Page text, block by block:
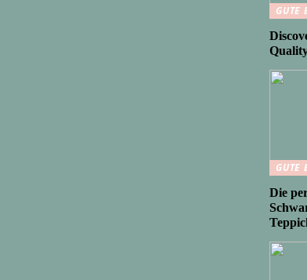
GUTE
GUTE
Die